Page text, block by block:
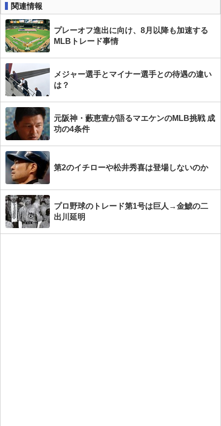
関連情報
プレーオフ進出に向け、8月以降も加速する
MLBトレード事情
メジャー選手とマイナー選手との待遇の違い
は？
元阪神・藪恵壹が語るマエケンのMLB挑戦 成
功の4条件
第2のイチローや松井秀喜は登場しないのか
プロ野球のトレード第1号は巨人→金鯱の二
出川延明